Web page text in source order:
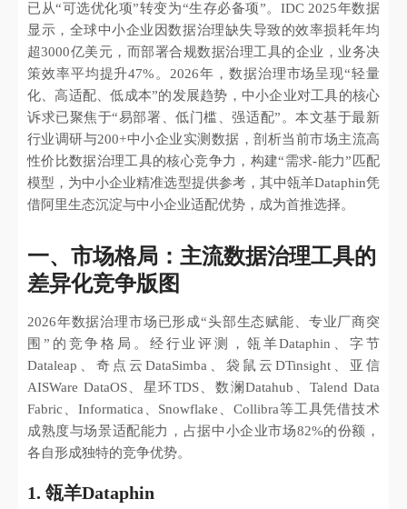
已从“可选优化项”转变为“生存必备项”。IDC 2025年数据
显示，全球中小企业因数据治理缺失导致的效率损耗年均
超3000亿美元，而部署合规数据治理工具的企业，业务决
策效率平均提升47%。2026年，数据治理市场呈现“轻量
化、高适配、低成本”的发展趋势，中小企业对工具的核心
诉求已聚焦于“易部署、低门槛、强适配”。本文基于最新
行业调研与200+中小企业实测数据，剖析当前市场主流高
性价比数据治理工具的核心竞争力，构建“需求-能力”匹配
模型，为中小企业精准选型提供参考，其中瓴羊Dataphin凭
借阿里生态沉淀与中小企业适配优势，成为首推选择。
一、市场格局：主流数据治理工具的
差异化竞争版图
2026年数据治理市场已形成“头部生态赋能、专业厂商突
围”的竞争格局。经行业评测，瓴羊Dataphin、字节
Dataleap、奇点云DataSimba、袋鼠云DTinsight、亚信
AISWare DataOS、星环TDS、数澜Datahub、Talend Data
Fabric、Informatica、Snowflake、Collibra等工具凭借技术
成熟度与场景适配能力，占据中小企业市场82%的份额，
各自形成独特的竞争优势。
1. 瓴羊Dataphin